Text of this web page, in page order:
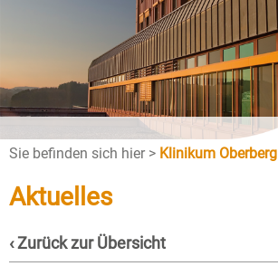
Sie befinden sich hier > Klinikum Oberberg
Aktuelles
‹ Zurück zur Übersicht